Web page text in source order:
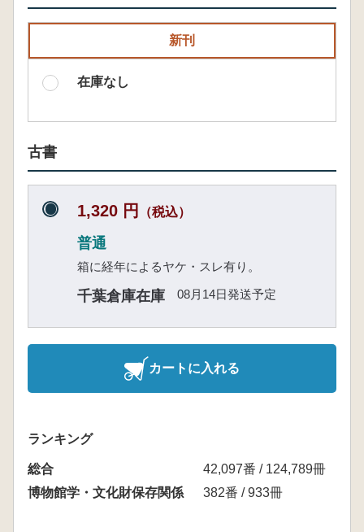
新刊
在庫なし
古書
1,320 円 （税込）
普通
箱に経年によるヤケ・スレ有り。
千葉倉庫在庫 08月14日発送予定
カートに入れる
ランキング
総合
42,097番 / 124,789冊
博物館学・文化財保存関係
382番 / 933冊